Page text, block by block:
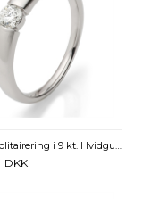
BARTOLI Solitairering i 9 kt. Hvidguld med Diamant - 0,26 ct.
DKK